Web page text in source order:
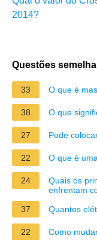
2014?
Questões
33 O que é
38 O que
27 Pode
22 O que é
24
Quais os
enfrentam
37
Quantos
22 Como